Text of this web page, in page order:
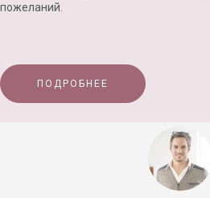
пожеланий.
ПОДРОБНЕЕ